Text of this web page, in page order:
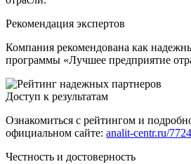
Рекомендация экспертов
Компания рекомендована как
программы «Лучшее предприятие
Доступ к результатам
Ознакомиться с рейтингом и
официальном сайте: analit-centr.ru/
Честность и достоверность